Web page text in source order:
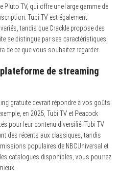
TV, qui offre une large gamme de
Tubi TV est également
tandis que Crackle propose des
se distingue par ses caractéristiques
de ce que vous souhaitez regarder.
de streaming
gratuite devrait répondre à vos goûts
en 2025, Tubi TV et Peacock
pour leur contenu diversifié. Tubi TV
des récents aux classiques, tandis
populaires de NBCUniversal et
catalogues disponibles, vous pourrez